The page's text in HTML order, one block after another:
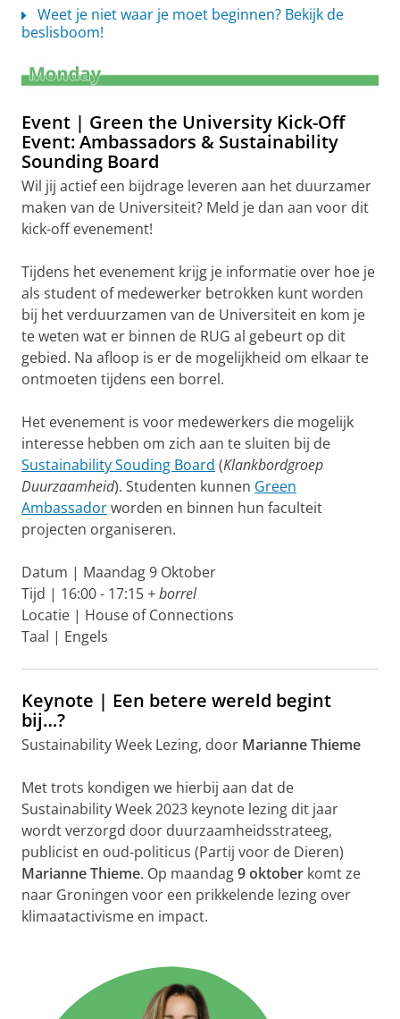
Weet je niet waar je moet beginnen? Bekijk de
beslisboom!
Event | Green the University Kick-Off
Event: Ambassadors & Sustainability
Sounding Board
Wil jij actief een bijdrage leveren aan het duurzamer
maken van de Universiteit? Meld je dan aan voor dit
kick-off evenement!
Tijdens het evenement krijg je informatie over hoe je
als student of medewerker betrokken kunt worden
bij het verduurzamen van de Universiteit en kom je
te weten wat er binnen de RUG al gebeurt op dit
gebied. Na afloop is er de mogelijkheid om elkaar te
ontmoeten tijdens een borrel.
Het evenement is voor medewerkers die mogelijk
interesse hebben om zich aan te sluiten bij de
Sustainability Souding Board (Klankbordgroep
Duurzaamheid). Studenten kunnen Green
Ambassadorworden en binnen hun faculteit
projecten organiseren.
Datum | Maandag 9 Oktober
Tijd | 16:00 - 17:15 + borrel
Locatie | House of Connections
Taal | Engels
Keynote | Een betere wereld begint
bij…?
Sustainability Week Lezing, door Marianne Thieme
Met trots kondigen we hierbij aan dat de
Sustainability Week 2023 keynote lezing dit jaar
wordt verzorgd door duurzaamheidsstrateeg,
publicist en oud-politicus (Partij voor de Dieren)
Marianne Thieme. Op maandag9 oktober komt ze
naar Groningen voor een prikkelende lezing over
klimaatactivisme en impact.